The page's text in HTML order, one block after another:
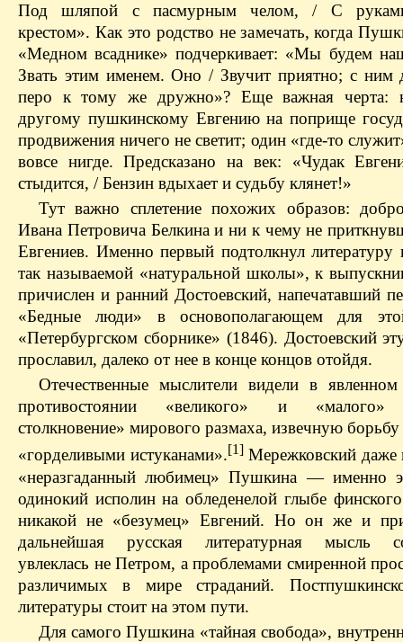
Под шляпой с пасмурным челом, / С
крестом». Как это родство не замечать, когда
«Медном всаднике» подчеркивает: «Мы будем
Звать этим именем. Оно / Звучит приятно; с
перо к тому же дружно»? Еще важная черта:
другому пушкинскому Евгению на поприще
продвижения ничего не светит; один «где-то
вовсе нигде. Предсказано на век: «Чудак
стыдится, / Бензин вдыхает и судьбу клянет!»
Тут важно сплетение похожих образов:
Ивана Петровича Белкина и ни к чему не
Евгениев. Именно первый подтолкнул литературу
так называемой «натуральной школы», к
причислен и ранний Достоевский, напечатавший
«Бедные люди» в основополагающем для
«Петербургском сборнике» (1846). Достоевский
прославил, далеко от нее в конце концов отойдя.
Отечественные мыслители видели в
противостоянии «великого» и «малого»
столкновение» мирового размаха, извечную
«горделивыми истуканами».[1]Мережковский даже
«неразгаданный любимец» Пушкина — именно
одинокий исполин на обледенелой глыбе
никакой не «безумец» Евгений. Но он же и
дальнейшая русская литературная мысль
увлеклась не Петром, а проблемами смиренной
различимых в мире страданий.
литературы стоит на этом пути.
Для самого Пушкина «тайная свобода»,